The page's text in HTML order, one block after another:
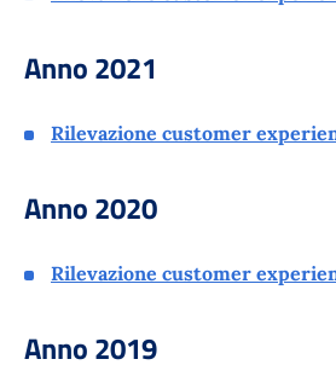
Anno 2021
Rilevazione customer
Anno 2020
Rilevazione customer
Anno 2019